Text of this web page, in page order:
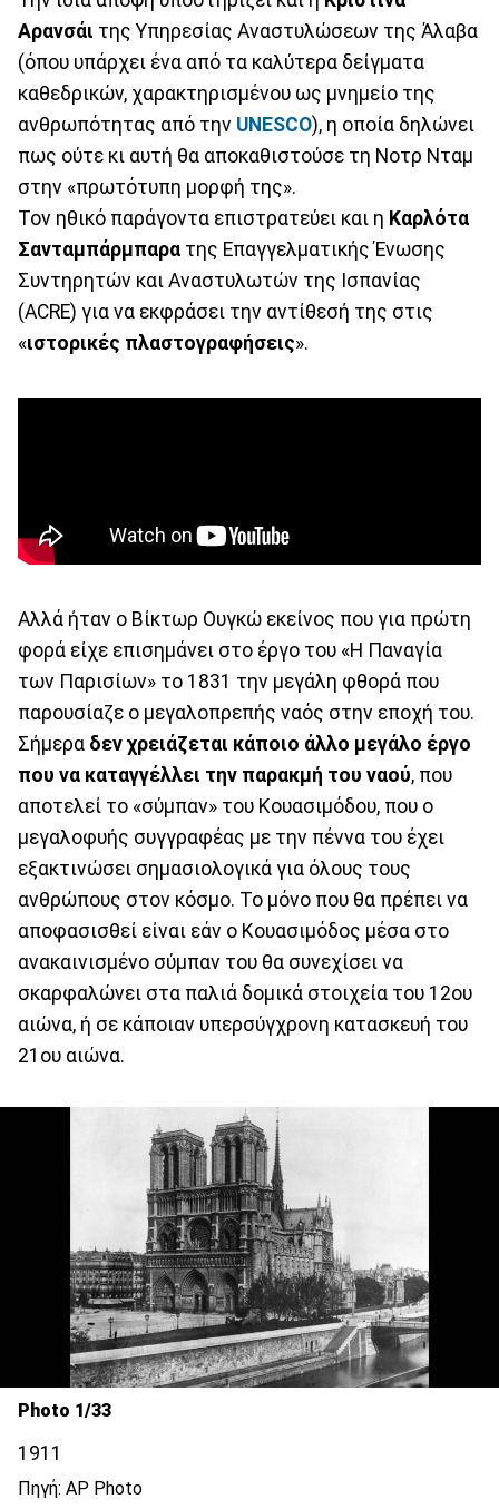
Αρανσάι της Υπηρεσίας Αναστυλώσεων της Άλαβα
(όπου υπάρχει ένα από τα καλύτερα δείγματα
καθεδρικών, χαρακτηρισμένου ως μνημείο της
ανθρωπότητας από την UNESCO), η οποία δηλώνει
πως ούτε κι αυτή θα αποκαθιστούσε τη Νοτρ Νταμ
στην «πρωτότυπη μορφή της».
Τον ηθικό παράγοντα επιστρατεύει και η Καρλότα
Σανταμπάρμπαρα της Επαγγελματικής Ένωσης
Συντηρητών και Αναστυλωτών της Ισπανίας
(ACRE) για να εκφράσει την αντίθεσή της στις
«ιστορικές πλαστογραφήσεις».
Αλλά ήταν ο Βίκτωρ Ουγκώ εκείνος που για πρώτη
φορά είχε επισημάνει στο έργο του «Η Παναγία
των Παρισίων» το 1831 την μεγάλη φθορά που
παρουσίαζε ο μεγαλοπρεπής ναός στην εποχή του.
Σήμερα δεν χρειάζεται κάποιο άλλο μεγάλο έργο
που να καταγγέλλει την παρακμή του ναού, που
αποτελεί το «σύμπαν» του Κουασιμόδου, που ο
μεγαλοφυής συγγραφέας με την πέννα του έχει
εξακτινώσει σημασιολογικά για όλους τους
ανθρώπους στον κόσμο. Το μόνο που θα πρέπει να
αποφασισθεί είναι εάν ο Κουασιμόδος μέσα στο
ανακαινισμένο σύμπαν του θα συνεχίσει να
σκαρφαλώνει στα παλιά δομικά στοιχεία του 12ου
αιώνα, ή σε κάποιαν υπερσύγχρονη κατασκευή του
21ου αιώνα.
Photo 1/33
1911
Πηγή: AP Photo